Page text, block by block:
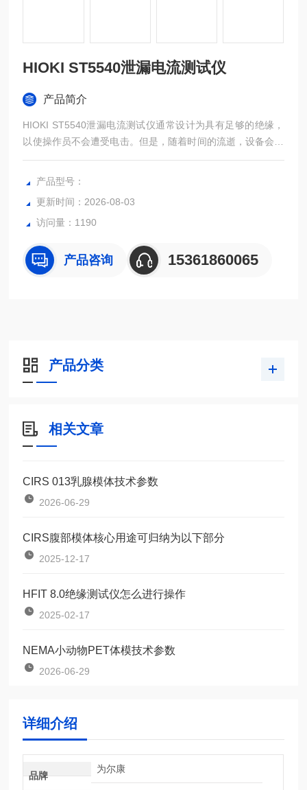
HIOKI ST5540泄漏电流测试仪
产品简介
HIOKI ST5540泄漏电流测试仪通常设计为具有足够的绝缘，
以使操作员不会遭受电击。但是，随着时间的流逝，设备会变
质，并且长时间使用设备时，电流泄漏可能会逐渐发展并加
剧。这样的泄漏电流对人体极为危险。医用电气设备产生的泄
严重损害组织。
产品型号：
更新时间：2026-08-03
访问量：1190
产品咨询 15361860065
产品分类
相关文章
CIRS 013乳腺模体技术参数
2026-06-29
CIRS腹部模体核心用途可归纳为以下部分
2025-12-17
HFIT 8.0绝缘测试仪怎么进行操作
2025-02-17
NEMA小动物PET体模技术参数
2026-06-29
详细介绍
品牌
为尔康